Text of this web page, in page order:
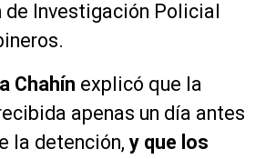
de Investigación Policial
Chahín explicó que la
apenas un día antes
la detención, y que los